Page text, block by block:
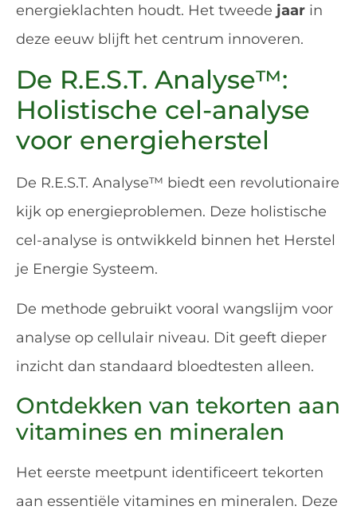
energieklachten houdt. Het tweede jaar in
deze eeuw blijft het centrum innoveren.
De R.E.S.T. Analyse™️:
Holistische cel-analyse
voor energieherstel
De R.E.S.T. Analyse™️ biedt een revolutionaire
kijk op energieproblemen. Deze holistische
cel-analyse is ontwikkeld binnen het Herstel
je Energie Systeem.
De methode gebruikt vooral wangslijm voor
analyse op cellulair niveau. Dit geeft dieper
inzicht dan standaard bloedtesten alleen.
Ontdekken van tekorten aan
vitamines en mineralen
Het eerste meetpunt identificeert tekorten
aan essentiële vitamines en mineralen. Deze